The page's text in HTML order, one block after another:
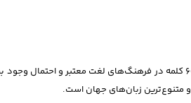
پاسخ به این سوال که زبان انگلیسی چند کلمه دارد، کار ساده‌ای نیست. با بیش از 600,000 کلمه در فرهنگ‌های لغت
متنوع‌ترین زبان‌های جهان است.